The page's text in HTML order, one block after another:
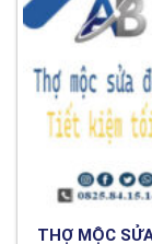
THỢ MỘC